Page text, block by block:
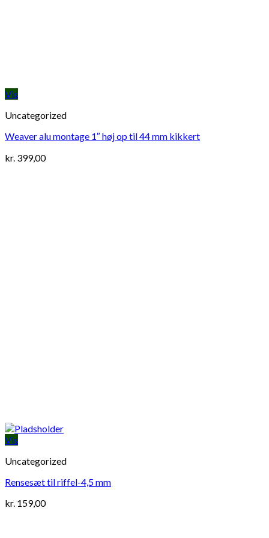
Vis
Uncategorized
Weaver alu montage 1″ høj op til 44 mm kikkert
kr. 399,00
Vis
Uncategorized
Rensesæt til riffel-4,5 mm
kr. 159,00